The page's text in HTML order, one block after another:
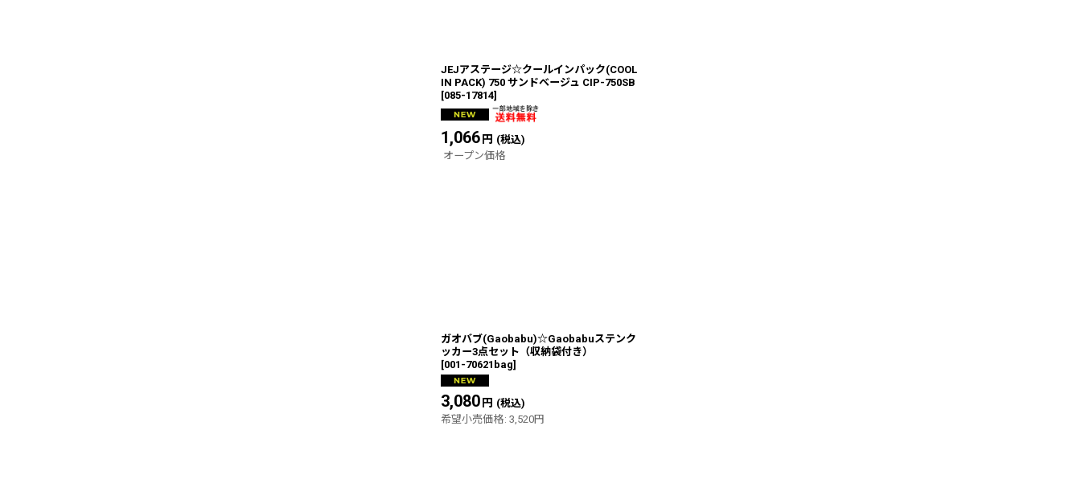
JEJアステージ☆クールインパック(COOL
IN PACK) 750 サンドベージュ CIP-750SB
[085-17814]
1,066円 (税込)
オープン価格
ガオバブ(Gaobabu)☆Gaobabuステンク
ッカー3点セット（収納袋付き）
[001-70621bag]
3,080円 (税込)
希望小売価格: 3,520円